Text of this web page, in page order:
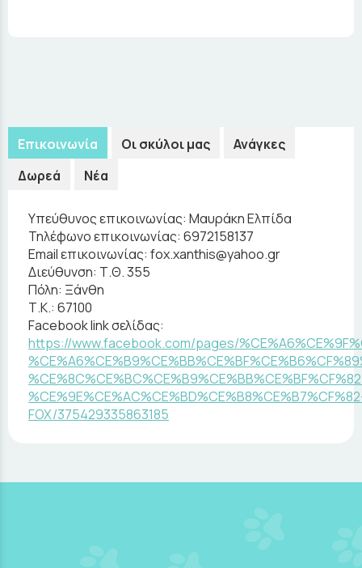
Επικοινωνία Οι σκύλοι μας
Ανάγκες
Δωρεά
Νέα
Υπεύθυνος επικοινωνίας: Μαυράκη Ελπίδα
Τηλέφωνο επικοινωνίας: 6972158137
Email επικοινωνίας: fox.xanthis@yahoo.gr
Διεύθυνση: Τ.Θ. 355
Πόλη: Ξάνθη
Τ.Κ.: 67100
Facebook link σελίδας:
https://www.facebook.com/pages/
FOX/375429335863185